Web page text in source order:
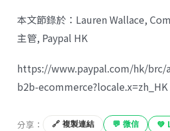
本文節錄於：Lauren Wallace,
主管, Paypal HK
https://www.paypal.com/hk/
b2b-ecommerce?locale.x=zh_HK
分享： 🔗 複製連結 💬 微信 💚